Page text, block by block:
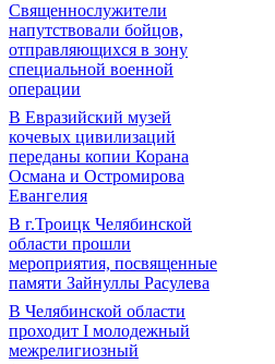
Священнослужители
напутствовали бойцов,
отправляющихся в зону
специальной военной
операции
В Евразийский музей
кочевых цивилизаций
переданы копии Корана
Османа и Остромирова
Евангелия
В г.Троицк Челябинской
области прошли
мероприятия, посвященные
памяти Зайнуллы Расулева
В Челябинской области
проходит I молодежный
межрелигиозный